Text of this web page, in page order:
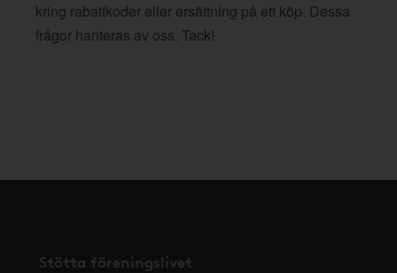
kring rabattkoder eller ersättning på ett köp. Dessa
frågor hanteras av oss. Tack!
Stötta föreningslivet